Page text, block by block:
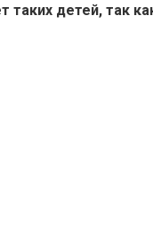
детей, так